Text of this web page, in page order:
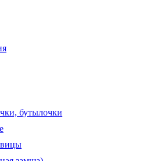
бутылочки